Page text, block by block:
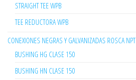
STRAIGHT TEE WPB
TEE REDUCTORA WPB
CONEXIONES NEGRAS Y GALVANIZADAS ROSCA NPT
BUSHING HG CLASE 150
BUSHING HN CLASE 150